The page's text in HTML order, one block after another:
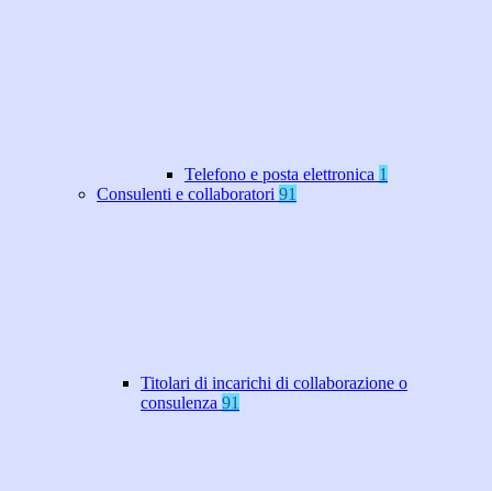
Telefono e posta elettronica 1
Consulenti e collaboratori 91
Titolari di incarichi di collaborazione o
consulenza 91